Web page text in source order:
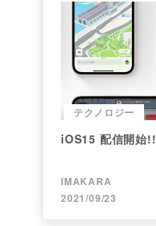
テクノロジー
iOS15 配信開始!!
IMAKARA
2021/09/23